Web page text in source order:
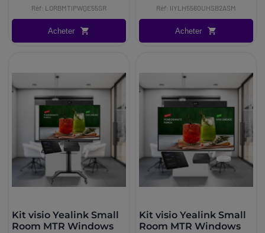
salles (4-6 personnes).
Réf: LORBMTIPWQE55SR
Acheter
Réf: IIYLH5560UHSB2ASM
Acheter
Kit visio Yealink Small
Room MTR Windows
Kit visio Yealink Small
Room MTR Windows